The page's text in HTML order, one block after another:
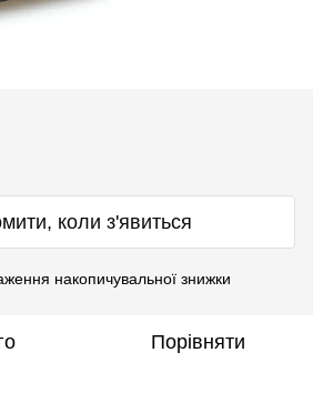
коли з'явиться
накопичувальної знижки
Порівняти